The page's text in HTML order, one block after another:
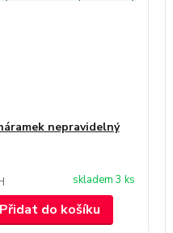
nepravidelný
skladem 3 ks
Přidat do košíku